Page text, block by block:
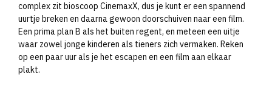
complex zit bioscoop CinemaxX, dus je kunt er een spannend
uurtje breken en daarna gewoon doorschuiven naar een film.
Een prima plan B als het buiten regent, en meteen een uitje
waar zowel jonge kinderen als tieners zich vermaken. Reken
op een paar uur als je het escapen en een film aan elkaar
plakt.